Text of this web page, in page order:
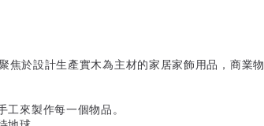
於設計生產實木為主材的家居家飾用品，商業物
來製作每一個物品。